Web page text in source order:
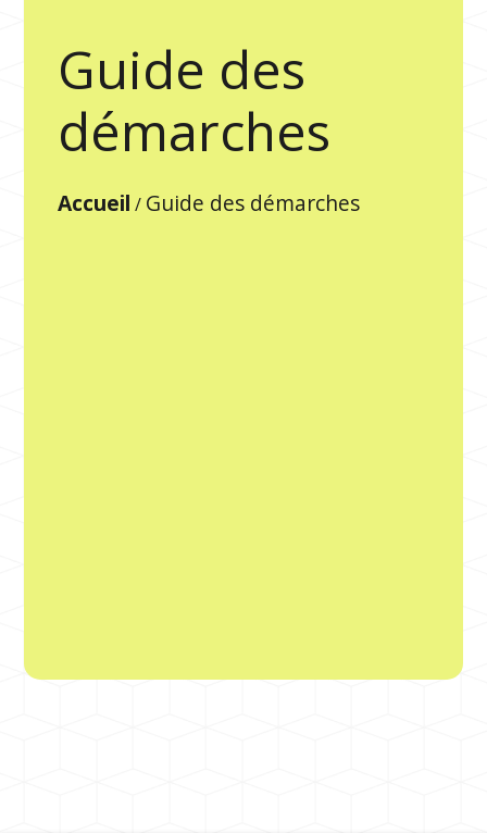
Guide des
démarches
Accueil / Guide des démarches